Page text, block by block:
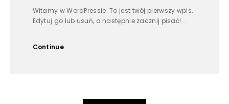
Witamy w WordPressie. To jest twój pierwszy wpis.
Edytuj go lub usuń, a następnie zacznij pisać!...
Continue